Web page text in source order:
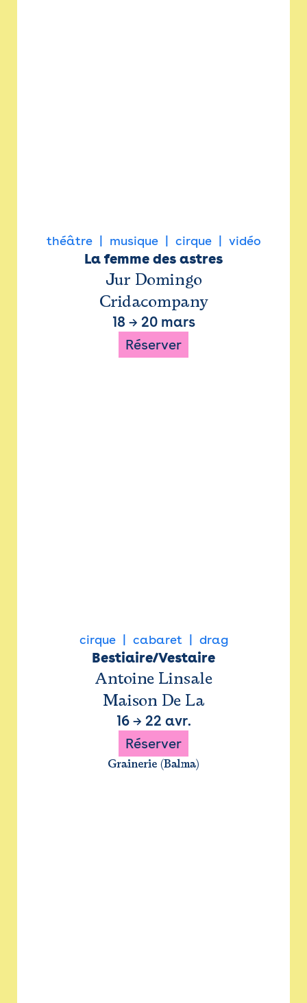
théâtre musique cirque vidéo
La femme des astres
Jur Domingo
Cridacompany
18 → 20 mars
Réserver
cirque cabaret drag
Bestiaire/Vestaire
Antoine Linsale
Maison De La
16→ 22 avr.
Réserver
Grainerie (Balma)